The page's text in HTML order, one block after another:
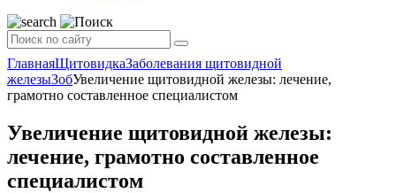
ГлавнаяЩитовидкаЗаболевания щитовидной
железыЗобУвеличение щитовидной железы: лечение,
грамотно составленное специалистом
Увеличение щитовидной железы:
лечение, грамотно составленное
специалистом